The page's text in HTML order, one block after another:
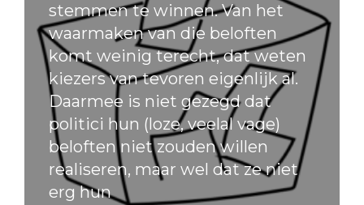
stemmen te winnen. Van het
waarmaken van die beloften
komt weinig terecht, dat weten
kiezers van tevoren eigenlijk al.
Daarmee is niet gezegd dat
politici hun (loze, veelal vage)
beloften niet zouden willen
realiseren, maar wel dat ze niet
erg hun